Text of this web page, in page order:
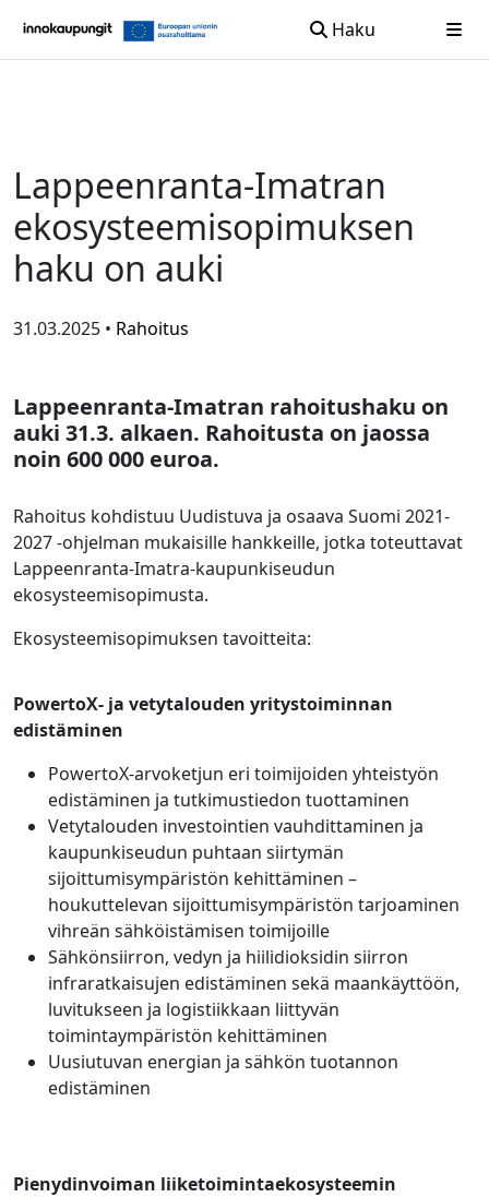
Haku
Lappeenranta-Imatran
ekosysteemisopimuksen
haku on auki
31.03.2025 • Rahoitus
Lappeenranta-Imatran rahoitushaku on
auki 31.3. alkaen. Rahoitusta on jaossa
noin 600 000 euroa.
Rahoitus kohdistuu Uudistuva ja osaava Suomi 2021-
2027 -ohjelman mukaisille hankkeille, jotka toteuttavat
Lappeenranta-Imatra-kaupunkiseudun
ekosysteemisopimusta.
Ekosysteemisopimuksen tavoitteita:
PowertoX- ja vetytalouden yritystoiminnan
edistäminen
PowertoX-arvoketjun eri toimijoiden yhteistyön
edistäminen ja tutkimustiedon tuottaminen
Vetytalouden investointien vauhdittaminen ja
kaupunkiseudun puhtaan siirtymän
sijoittumisympäristön kehittäminen –
houkuttelevan sijoittumisympäristön tarjoaminen
vihreän sähköistämisen toimijoille
Sähkönsiirron, vedyn ja hiilidioksidin siirron
infraratkaisujen edistäminen sekä maankäyttöön,
luvitukseen ja logistiikkaan liittyvän
toimintaympäristön kehittäminen
Uusiutuvan energian ja sähkön tuotannon
edistäminen
Pienydinvoiman liiketoimintaekosysteemin